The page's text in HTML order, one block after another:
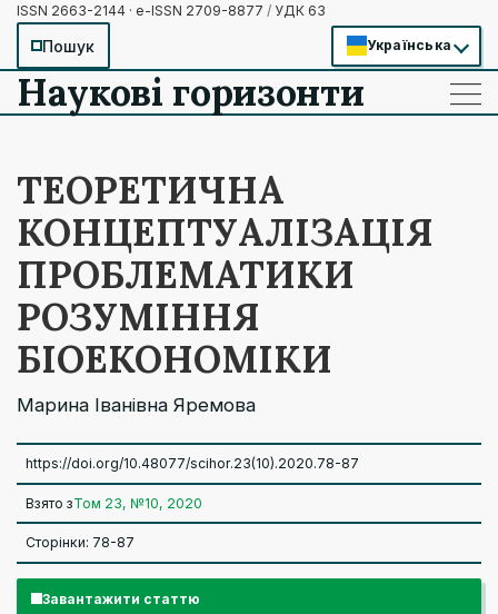
ISSN 2663-2144 · e-ISSN 2709-8877 / УДК 63
Пошук Українська
Наукові горизонти ——
——
——
ТЕОРЕТИЧНА
КОНЦЕПТУАЛІЗАЦІЯ
ПРОБЛЕМАТИКИ
РОЗУМІННЯ
БІОЕКОНОМІКИ
Марина Іванівна Яремова
https://doi.org/10.48077/scihor.23(10).2020.78-87
Взято зТом 23, №10, 2020
Сторінки: 78-87
Завантажити статтю